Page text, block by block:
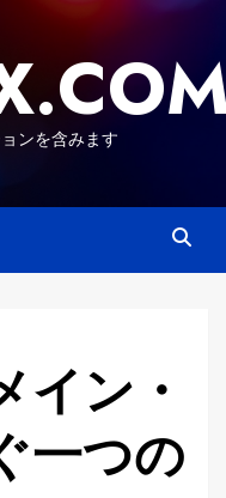
ンを含みます
イン・
一つの